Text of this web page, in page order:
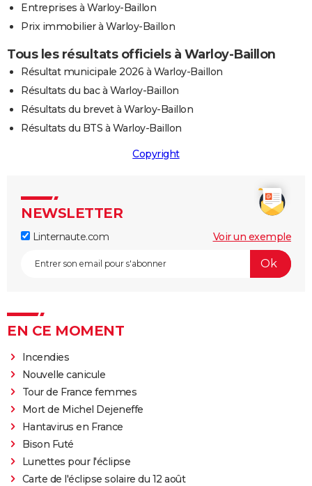
Entreprises à Warloy-Baillon
Prix immobilier à Warloy-Baillon
Tous les résultats officiels à Warloy-Baillon
Résultat municipale 2026 à Warloy-Baillon
Résultats du bac à Warloy-Baillon
Résultats du brevet à Warloy-Baillon
Résultats du BTS à Warloy-Baillon
Copyright
NEWSLETTER
Linternaute.com Voir un exemple
EN CE MOMENT
Incendies
Nouvelle canicule
Tour de France femmes
Mort de Michel Dejeneffe
Hantavirus en France
Bison Futé
Lunettes pour l'éclipse
Carte de l'éclipse solaire du 12 août